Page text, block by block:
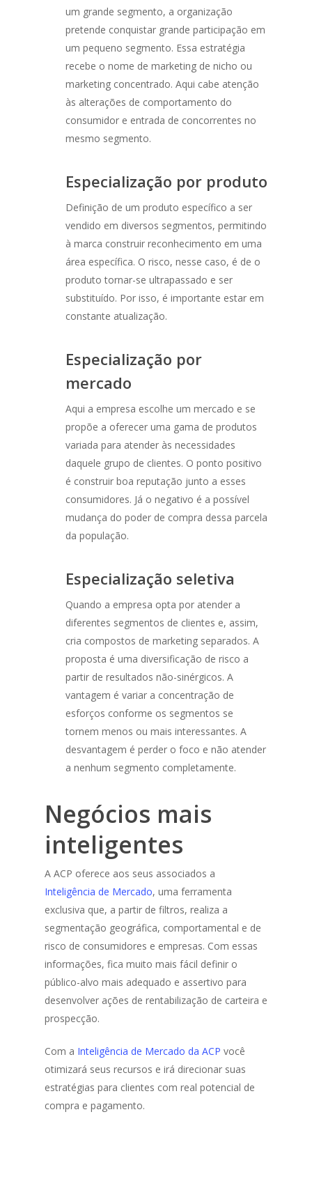
um grande segmento, a organização
pretende conquistar grande participação em
um pequeno segmento. Essa estratégia
recebe o nome de marketing de nicho ou
marketing concentrado. Aqui cabe atenção
às alterações de comportamento do
consumidor e entrada de concorrentes no
mesmo segmento.
Especialização por produto
Definição de um produto específico a ser
vendido em diversos segmentos, permitindo
à marca construir reconhecimento em uma
área específica. O risco, nesse caso, é de o
produto tornar-se ultrapassado e ser
substituído. Por isso, é importante estar em
constante atualização.
Especialização por
mercado
Aqui a empresa escolhe um mercado e se
propõe a oferecer uma gama de produtos
variada para atender às necessidades
daquele grupo de clientes. O ponto positivo
é construir boa reputação junto a esses
consumidores. Já o negativo é a possível
mudança do poder de compra dessa parcela
da população.
Especialização seletiva
Quando a empresa opta por atender a
diferentes segmentos de clientes e, assim,
cria compostos de marketing separados. A
proposta é uma diversificação de risco a
partir de resultados não-sinérgicos. A
vantagem é variar a concentração de
esforços conforme os segmentos se
tornem menos ou mais interessantes. A
desvantagem é perder o foco e não atender
a nenhum segmento completamente.
Negócios mais
inteligentes
A ACP oferece aos seus associados a
Inteligência de Mercado, uma ferramenta
exclusiva que, a partir de filtros, realiza a
segmentação geográfica, comportamental e de
risco de consumidores e empresas. Com essas
informações, fica muito mais fácil definir o
público-alvo mais adequado e assertivo para
desenvolver ações de rentabilização de carteira e
prospecção.
Com a Inteligência de Mercado da ACP você
otimizará seus recursos e irá direcionar suas
estratégias para clientes com real potencial de
compra e pagamento.